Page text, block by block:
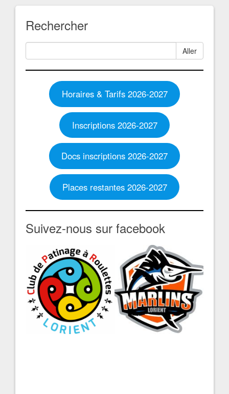
Rechercher
Aller
Horaires & Tarifs 2026-2027
Inscriptions 2026-2027
Docs inscriptions 2026-2027
Places restantes 2026-2027
Suivez-nous sur facebook